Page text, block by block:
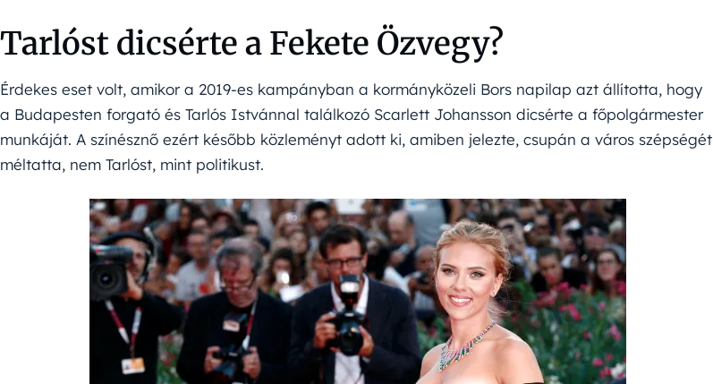
Tarlóst dicsérte a Fekete Özvegy?
Érdekes eset volt, amikor a 2019-es kampányban a kormányközeli Bors napilap azt állította, hogy
a Budapesten forgató és Tarlós Istvánnal találkozó Scarlett Johansson dicsérte a főpolgármester
munkáját. A színésznő ezért később közleményt adott ki, amiben jelezte, csupán a város szépségét
méltatta, nem Tarlóst, mint politikust.